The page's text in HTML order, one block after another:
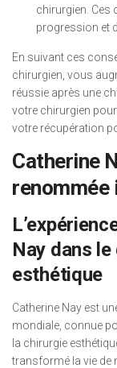
chirurgien. Ces
progression et
En suivant ces
chirurgien, vous
réussie après une
votre chirurgien
votre récupération
Catherine
Nay dans
esthétique
Catherine Nay est
mondiale, connue
la chirurgie
transformé la vie de